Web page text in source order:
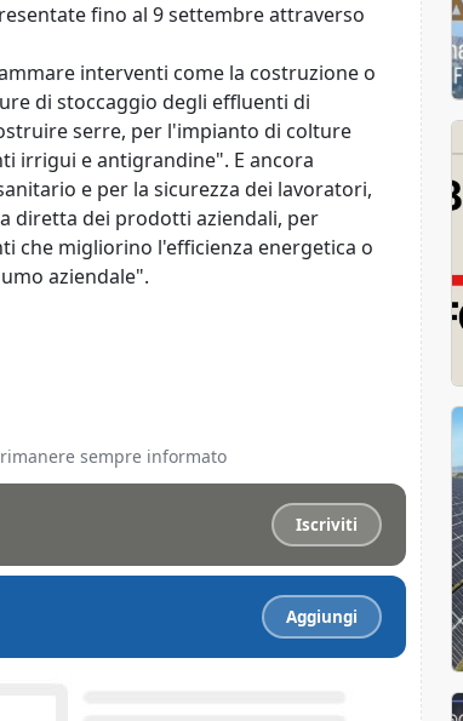
fino al 9 settembre attraverso
interventi come la costruzione o
di stoccaggio degli effluenti di
serre, per l'impianto di colture
irrigui e antigrandine". E ancora
e per la sicurezza dei lavoratori,
diretta dei prodotti aziendali, per
che migliorino l'efficienza energetica o
aziendale".
sempre informato
Iscriviti
Aggiungi